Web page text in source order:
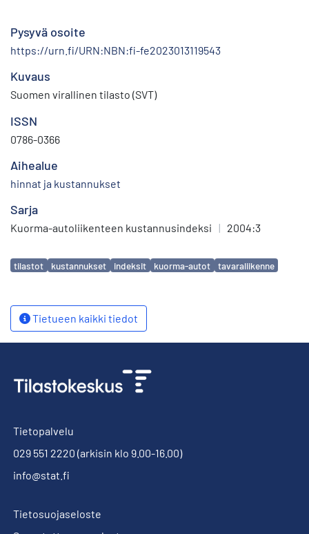
Pysyvä osoite
https://urn.fi/URN:NBN:fi-fe2023013119543
Kuvaus
Suomen virallinen tilasto (SVT)
ISSN
0786-0366
Aihealue
hinnat ja kustannukset
Sarja
Kuorma-autoliikenteen kustannusindeksi | 2004:3
Avainsanat
tilastot kustannukset indeksit kuorma-autot tavaraliikenne
Tietueen kaikki tiedot
Tietopalvelu
029 551 2220 (arkisin klo 9.00-16.00)
info@stat.fi
Tietosuojaseloste